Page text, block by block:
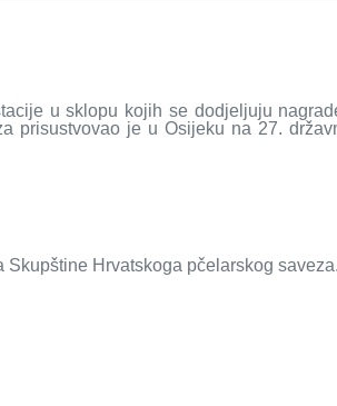
u sklopu kojih se dodjeljuju
prisustvovao je u Osijeku na 27.
Hrvatskoga pčelarskog